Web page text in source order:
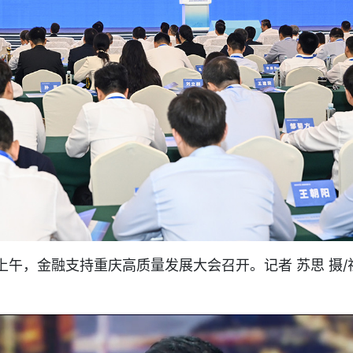
午，金融支持重庆高质量发展大会召开。记者 苏思 摄/